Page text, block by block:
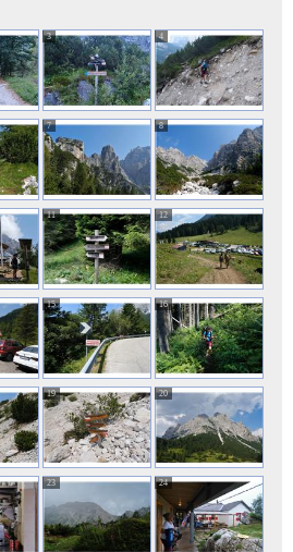
3 4
7 8
11 12
15 16
19 20
23 24